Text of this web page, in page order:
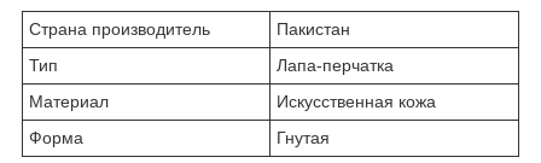
Страна производитель
Пакистан
Тип
Лапа-перчатка
Материал
Искусственная кожа
Форма
Гнутая